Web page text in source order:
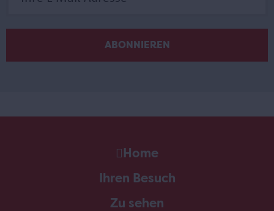
Home
Ihren Besuch
Zu sehen